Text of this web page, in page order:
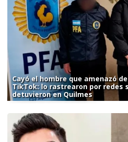
Cayó el hombre que amenazó
TikTok: lo rastrearon por redes
detuvieron en Quilmes